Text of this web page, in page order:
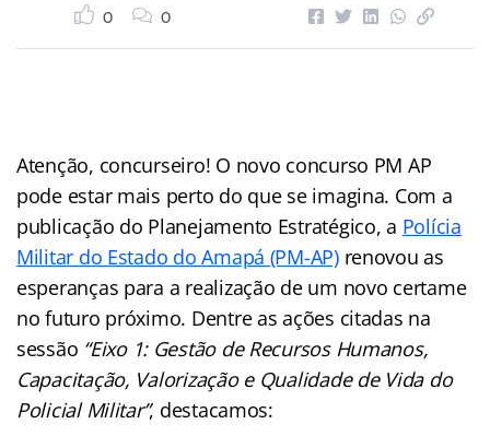
0 0
Atenção, concurseiro! O novo concurso PM AP
pode estar mais perto do que se imagina. Com a
publicação do Planejamento Estratégico, a Polícia
Militar do Estado do Amapá (PM-AP)renovou as
esperanças para a realização de um novo certame
no futuro próximo. Dentre as ações citadas na
sessão “Eixo 1: Gestão de Recursos Humanos,
Capacitação, Valorização e Qualidade de Vida do
Policial Militar”, destacamos: